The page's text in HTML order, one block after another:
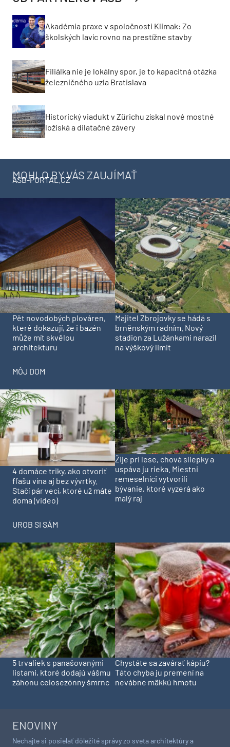
Akadémia praxe v spoločnosti Klimak: Zo
školských lavíc rovno na prestížne stavby
Filiálka nie je lokálny spor, je to kapacitná otázka
železničného uzla Bratislava
Historický viadukt v Zürichu získal nové mostné
ložiská a dilatačné závery
MOHLO BY VÁS ZAUJÍMAŤ
ASB-PORTAL.CZ
Pět novodobých plováren,
které dokazují, že i bazén
může mít skvělou
architekturu
Majitel Zbrojovky se hádá s
brněnským radním. Nový
stadion za Lužánkami narazil
na výškový limit
MÔJ DOM
4 domáce triky, ako otvoriť
fľašu vína aj bez vývrtky.
Stačí pár vecí, ktoré už máte
doma (video)
Žije pri lese, chová sliepky a
uspáva ju rieka. Miestni
remeselníci vytvorili
bývanie, ktoré vyzerá ako
malý raj
UROB SI SÁM
5 trvaliek s panašovanými
listami, ktoré dodajú vášmu
záhonu celosezónny šmrnc
Chystáte sa zavárať kápiu?
Táto chyba ju premení na
nevábne mäkkú hmotu
ENOVINY
Nechajte si posielať dôležité správy zo sveta architektúry a